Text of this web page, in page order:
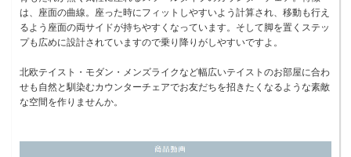
は、座面の曲線。座った時にフィットしやすいよう計算され、移動も行え
るよう座面の両サイドが持ちやすくなっています。そして脚を置くステッ
プも広めに設計されていますので乗り降りがしやすいですよ。
北欧テイスト・モダン・メンズライクなど幅広いテイストのお部屋に合わ
せも自然と馴染むカウンターチェアでお友だちを招きたくなるような素敵
な空間を作りませんか。